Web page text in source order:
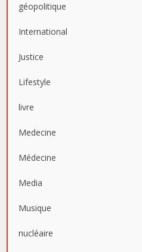
géopolitique
International
Justice
Lifestyle
livre
Medecine
Médecine
Media
Musique
nucléaire